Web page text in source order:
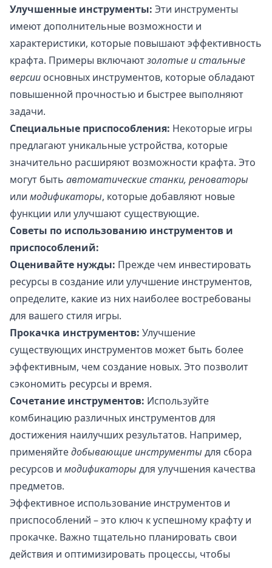
Улучшенные инструменты: Эти инструменты
имеют дополнительные возможности и
характеристики, которые повышают эффективность
крафта. Примеры включаютзолотые и стальные
версии основных инструментов, которые обладают
повышенной прочностью и быстрее выполняют
задачи.
Специальные приспособления: Некоторые игры
предлагают уникальные устройства, которые
значительно расширяют возможности крафта. Это
могут быть автоматические станки, реноваторы
или модификаторы, которые добавляют новые
функции или улучшают существующие.
Советы по использованию инструментов и
приспособлений:
Оценивайте нужды: Прежде чем инвестировать
ресурсы в создание или улучшение инструментов,
определите, какие из них наиболее востребованы
для вашего стиля игры.
Прокачка инструментов: Улучшение
существующих инструментов может быть более
эффективным, чем создание новых. Это позволит
сэкономить ресурсы и время.
Сочетание инструментов: Используйте
комбинацию различных инструментов для
достижения наилучших результатов. Например,
применяйтедобывающие инструменты для сбора
ресурсов и модификаторы для улучшения качества
предметов.
Эффективное использование инструментов и
приспособлений – это ключ к успешному крафту и
прокачке. Важно тщательно планировать свои
действия и оптимизировать процессы, чтобы